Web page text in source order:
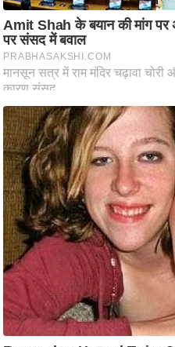
म
सा
म
यि
क
मा
तृ
भू
मि
स्तं
भ
ए
म
आ
र